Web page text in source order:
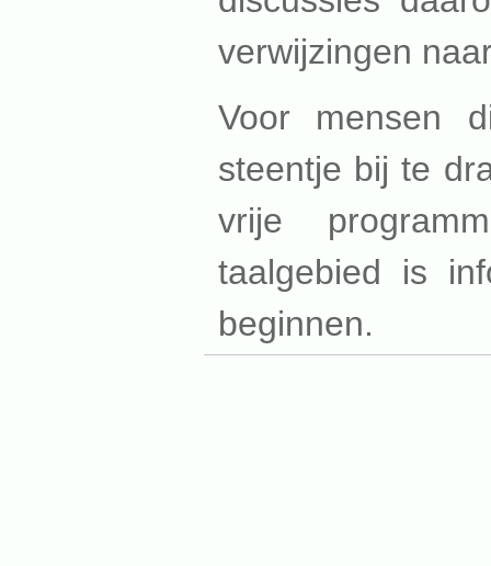
verwijzingen
Voor mensen
steentje bij te
vrije
taalgebied is
beginnen.